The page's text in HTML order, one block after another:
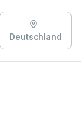
Deutschland